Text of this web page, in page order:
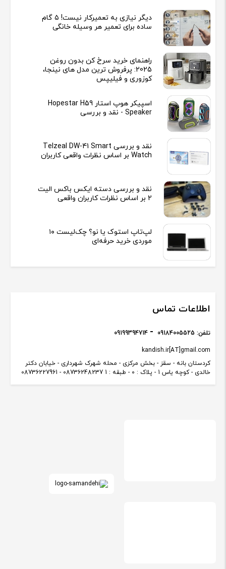
دیگر نیازی به تعمیرکار نیست! ۵ گام
ساده برای تعمیر هر وسیله خانگی
راهنمای خرید سرخ کن بدون روغن
2025: پرفروش ترین مدل های نینجا،
کوزوری و فیلیپس
اسپیکر هوپ استار Hopestar H59
Speaker - نقد و بررسی
نقد و بررسی Telzeal DW-41 Smart
Watch بر اساس نظرات واقعی کاربران
نقد و بررسی دسته ایکس باکس الیت
2 بر اساس نظرات کاربران واقعی
لپ‌تاپ استوک یا نو؟ چک‌لیست ۱۰
موردی خرید حرفه‌ای
اطلاعات تماس
کردستان بانه - سقز - بخش مرکزی - محله شهرک شهرداری - خیابان دکتر
خالدی - کوچه یاس 1 - پلاک : 0 - طبقه : 1 08736248237 - 08736227961
kandish.ir[AT]gmail.com
تلفن: 09184005525
09199394714